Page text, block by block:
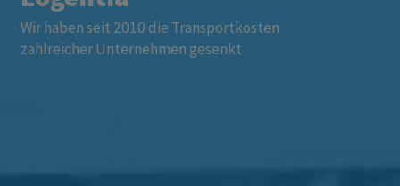
Wir haben seit 2010 die Transportkosten
zahlreicher Unternehmen gesenkt